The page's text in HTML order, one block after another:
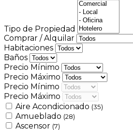
Tipo de Propiedad
Comprar / Alquilar
Habitaciones
Baños
Precio Mínimo
Precio Máximo
Precio Mínimo
Precio Máximo
Aire Acondicionado (35)
Amueblado (28)
Ascensor (7)